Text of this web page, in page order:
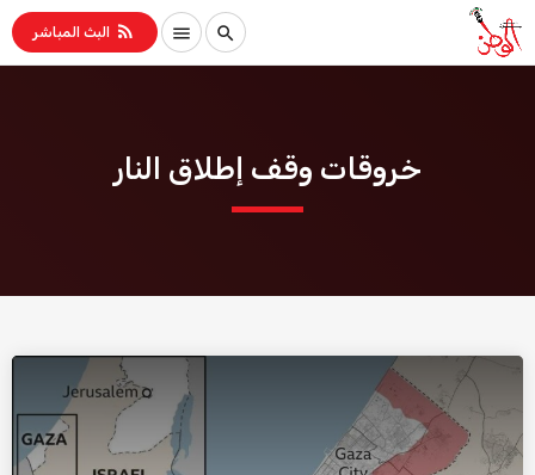
search
menu
rss_feed البث المباشر
خروقات وقف إطلاق النار